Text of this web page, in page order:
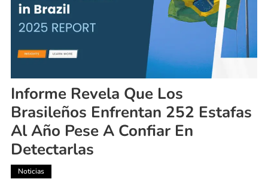
Informe Revela Que Los
Brasileños Enfrentan 252 Estafas
Al Año Pese A Confiar En
Detectarlas
Noticias